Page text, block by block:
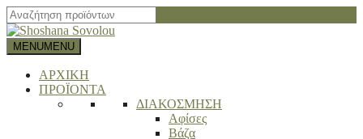
MENUMENU
ΑΡΧΙΚΗ
ΠΡΟΪΟΝΤΑ
ΔΙΑΚΟΣΜΗΣΗ
Αφίσες
Βάζα